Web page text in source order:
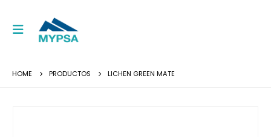
HOME PRODUCTOS LICHEN GREEN MATE